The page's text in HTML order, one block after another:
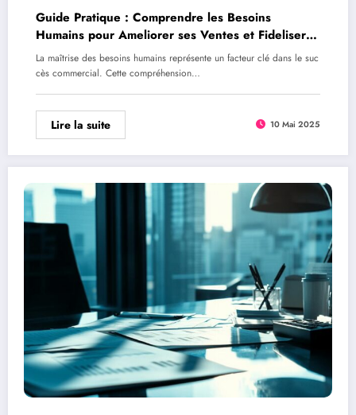
Guide Pratique : Comprendre les Besoins
Humains pour Ameliorer ses Ventes et Fideliser
sa Clientele
La maîtrise des besoins humains représente un facteur clé dans le suc
cès commercial. Cette compréhension…
Lire la suite 10 Mai 2025